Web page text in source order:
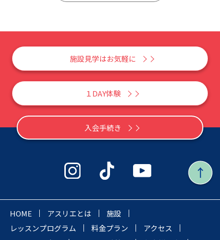
施設見学はお気軽に
１DAY体験
入会手続き
HOME アスリエとは
施設
レッスンプログラム
料金プラン
アクセス